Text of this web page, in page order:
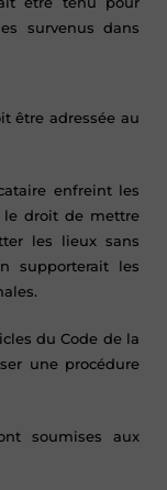
survenus dans
être adressée au
enfreint les
le droit de mettre
les lieux sans
supporterait les
du Code de la
une procédure
soumises aux